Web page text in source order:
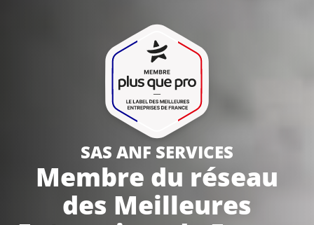
SAS ANF SERVICES
Membre du réseau
des Meilleures